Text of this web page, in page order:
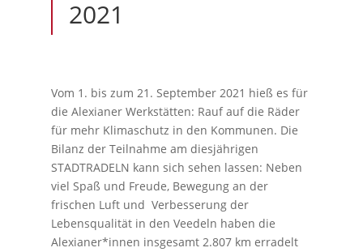
2021
Vom 1. bis zum 21. September 2021 hieß es für
die Alexianer Werkstätten: Rauf auf die Räder
für mehr Klimaschutz in den Kommunen. Die
Bilanz der Teilnahme am diesjährigen
STADTRADELN kann sich sehen lassen: Neben
viel Spaß und Freude, Bewegung an der
frischen Luft und Verbesserung der
Lebensqualität in den Veedeln haben die
Alexianer*innen insgesamt 2.807 km erradelt